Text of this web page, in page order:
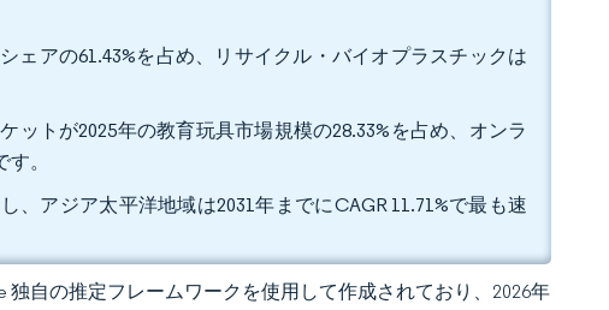
ェアの61.43%を占め、リサイクル・バイオプラスチックは
トが2025年の教育玩具市場規模の28.33%を占め、オンラ
。
、アジア太平洋地域は2031年までにCAGR 11.71%で最も速
自の推定フレームワークを使用して作成されており、2026年